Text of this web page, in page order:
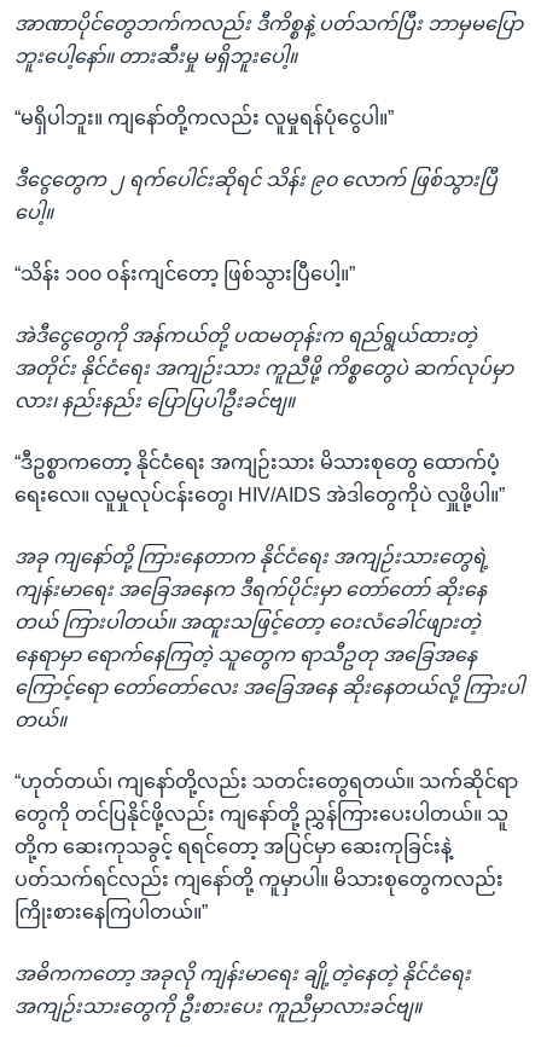
အာဏာပိုင်တွေဘက်ကလည်း ဒီကိစ္စနဲ့ ပတ်သက်ပြီး ဘာမှမပြော
ဘူးပေါ့နော်။ တားဆီးမှု မရှိဘူးပေါ့။
“မရှိပါဘူး။ ကျနော်တို့ကလည်း လူမှုရန်ပုံငွေပါ။”
ဒီငွေတွေက ၂ ရက်ပေါင်းဆိုရင် သိန်း ၉၀ လောက် ဖြစ်သွားပြီ
ပေါ့။
“သိန်း ၁၀၀ ဝန်းကျင်တော့ ဖြစ်သွားပြီပေါ့။”
အဲဒီငွေတွေကို အန်ကယ်တို့ ပထမတုန်းက ရည်ရွယ်ထားတဲ့
အတိုင်း နိုင်ငံရေး အကျဉ်းသား ကူညီဖို့ ကိစ္စတွေပဲ ဆက်လုပ်မှာ
လား၊ နည်းနည်း ပြောပြပါဦးခင်ဗျ။
“ဒီဥစ္စာကတော့ နိုင်ငံရေး အကျဉ်းသား မိသားစုတွေ ထောက်ပံ့
ရေးလေ။ လူမှုလုပ်ငန်းတွေ၊ HIV/AIDS အဲဒါတွေကိုပဲ လှူဖို့ပါ။”
အခု ကျနော်တို့ ကြားနေတာက နိုင်ငံရေး အကျဉ်းသားတွေရဲ့
ကျန်းမာရေး အခြေအနေက ဒီရက်ပိုင်းမှာ တော်တော် ဆိုးနေ
တယ် ကြားပါတယ်။ အထူးသဖြင့်တော့ ဝေးလံခေါင်ဖျားတဲ့
နေရာမှာ ရောက်နေကြတဲ့ သူတွေက ရာသီဥတု အခြေအနေ
ကြောင့်ရော တော်တော်လေး အခြေအနေ ဆိုးနေတယ်လို့ ကြားပါ
တယ်။
“ဟုတ်တယ်၊ ကျနော်တို့လည်း သတင်းတွေရတယ်။ သက်ဆိုင်ရာ
တွေကို တင်ပြနိုင်ဖို့လည်း ကျနော်တို့ ညွှန်ကြားပေးပါတယ်။ သူ
တို့က ဆေးကုသခွင့် ရရင်တော့ အပြင်မှာ ဆေးကုခြင်းနဲ့
ပတ်သက်ရင်လည်း ကျနော်တို့ ကူမှာပါ။ မိသားစုတွေကလည်း
ကြိုးစားနေကြပါတယ်။”
အဓိကကတော့ အခုလို ကျန်းမာရေး ချို့တဲ့နေတဲ့ နိုင်ငံရေး
အကျဉ်းသားတွေကို ဦးစားပေး ကူညီမှာလားခင်ဗျ။